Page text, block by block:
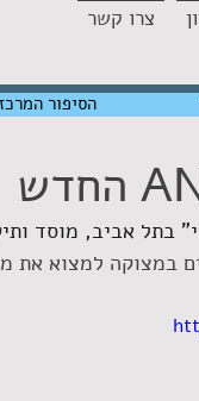
צרו קשר
בתל אביב, מוסד
במצוקה למצוא את
הסיפור